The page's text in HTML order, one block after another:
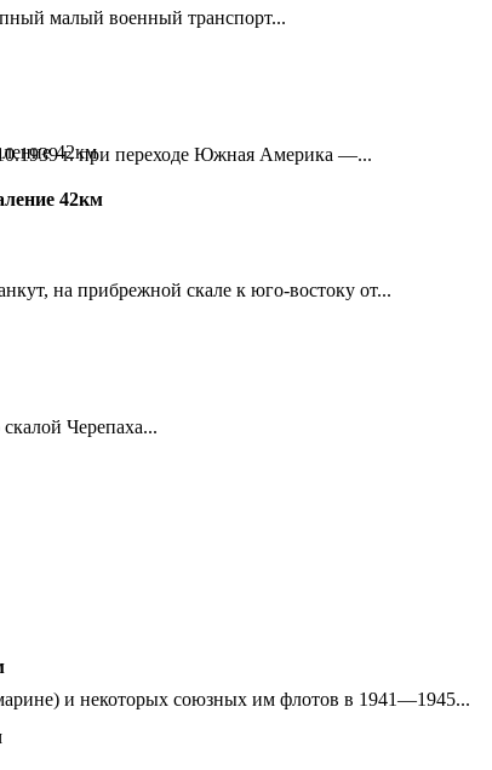
малый военный транспорт...
г. при переходе Южная Америка —...
на прибрежной скале к юго-востоку от...
Черепаха...
и некоторых союзных им флотов в 1941—1945...
42км